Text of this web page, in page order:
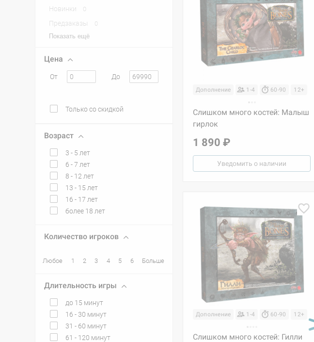
Новинки 0
Предзаказы
0
Показать ещё
Цена
От До
Только со скидкой
Возраст
3 - 5 лет
6 - 7 лет
8 - 12 лет
13 - 15 лет
16 - 17 лет
более 18 лет
Количество игроков
Любое 1 2 3 4 5 6 Больше
Длительность игры
до 15 минут
16 - 30 минут
31 - 60 минут
61 - 120 минут
Дополнение 1-4 60-90 12+
Слишком много костей: Малыш
гирлок
1 890 ₽
Уведомить о наличии
Дополнение 1-4 60-90 12+
Слишком много костей: Гилли